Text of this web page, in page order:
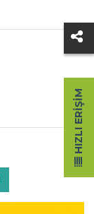
HIZLI ERIŞIM